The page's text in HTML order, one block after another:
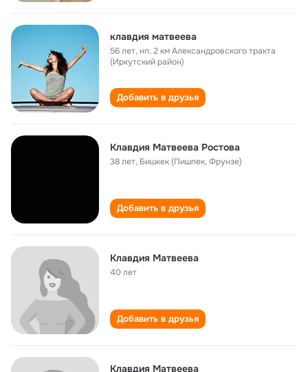
клавдия матвеева
56 лет,нп. 2 км Александровского тракта
(Иркутский район)
Добавить в друзья
Клавдия Матвеева Ростова
38 лет, Бишкек (Пишпек, Фрунзе)
Добавить в друзья
Клавдия Матвеева
40 лет
Добавить в друзья
Клавдия Матвеева